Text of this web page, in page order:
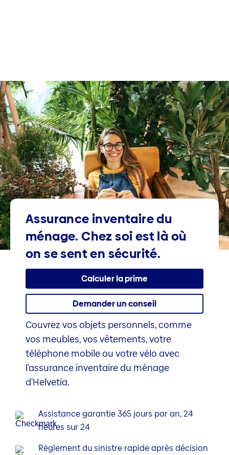
Assurance inventaire du
ménage. Chez soi est là où
on se sent en sécu­rité.
Calculer la prime
Demander un conseil
Couvrez vos objets personnels, comme
vos meubles, vos vêtements, votre
téléphone mobile ou votre vélo avec
l'assurance inventaire du ménage
d'Helvetia.
Assistance garantie 365 jours par an, 24
heures sur 24
Règlement du sinistre rapide après décision